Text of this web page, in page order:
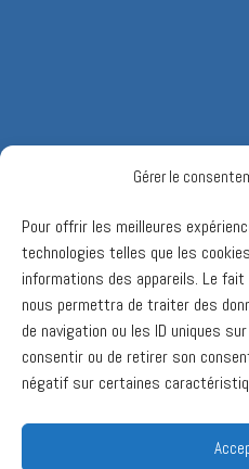
Gérer le
Pour offrir les meilleures
technologies telles que les
informations des appareils. Le
nous permettra de traiter des
de navigation ou les ID uniques
consentir ou de retirer son
négatif sur certaines